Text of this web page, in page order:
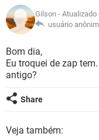
GUIA DE COMPRAS
INSTAGRAM
GUIA DE COMPRAS
CELULAR
OUTLOOK
INSTAGRAM
GUIA DE COMPRAS
JOGOS
CELULAR
OUTLOOK
INSTAGRAM
GUIA DE COMPRAS
GLOSSÁRIO
JOGOS
CELULAR
INSTAGRAM
GUIA DE COMPRAS
Gilson - Atualizado
usuário
Bom dia,
Eu troquei de zap
antigo?
Share
Veja também: